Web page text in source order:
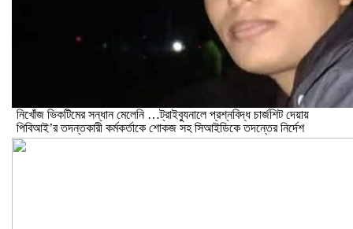
নিখোঁজ ভিকটিমের সন্ধান মেলেনি …ট্রাইব্যুনালে প্রশ্নবিদ্ধ চার্জশিট দেয়ায়
পিবিআই’র তদন্তকারী কর্মকর্তাকে শোকজ সহ সিআইডিকে তদন্তের নির্দেশ